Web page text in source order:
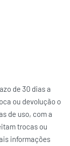
de 30 dias a
ou devolução o
de uso, com a
trocas ou
informações